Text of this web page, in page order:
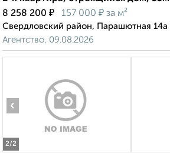
8 258 200 ₽ 157 000 ₽ за м²
Свердловский район, Парашютная 14а
Агентство, 09.08.2026
2/2
‹